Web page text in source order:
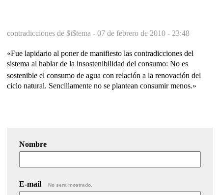
contradicciones de $i$tema - 07 de febrero de 2010 - 23:48
«Fue lapidario al poner de manifiesto las contradicciones del
sistema al hablar de la insostenibilidad del consumo: No es
sostenible el consumo de agua con relación a la renovación del
ciclo natural. Sencillamente no se plantean consumir menos.»
Nombre
E-mail No será mostrado.